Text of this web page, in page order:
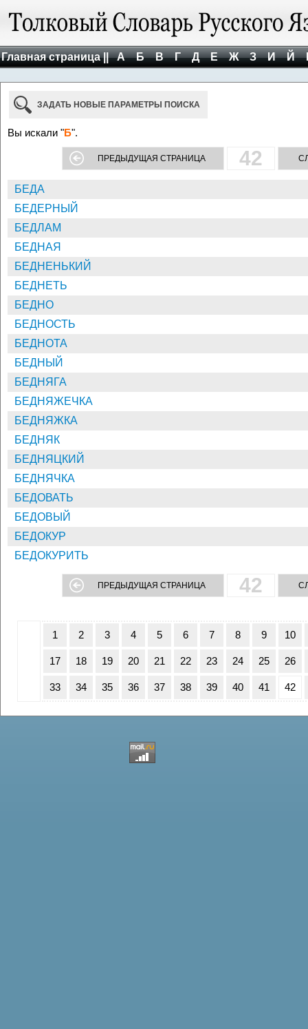
Главная страница || А Б В Г Д Е Ж З И Й
ЗАДАТЬ НОВЫЕ ПАРАМЕТРЫ ПОИСКА
Вы искали "Б".
ПРЕДЫДУЩАЯ СТРАНИЦА 42
БЕДА
БЕДЕРНЫЙ
БЕДЛАМ
БЕДНАЯ
БЕДНЕНЬКИЙ
БЕДНЕТЬ
БЕДНО
БЕДНОСТЬ
БЕДНОТА
БЕДНЫЙ
БЕДНЯГА
БЕДНЯЖЕЧКА
БЕДНЯЖКА
БЕДНЯК
БЕДНЯЦКИЙ
БЕДНЯЧКА
БЕДОВАТЬ
БЕДОВЫЙ
БЕДОКУР
БЕДОКУРИТЬ
ПРЕДЫДУЩАЯ СТРАНИЦА 42
1 2 3 4 5 6 7 8 9 10
17 18 19 20 21 22 23 24 25 26
33 34 35 36 37 38 39 40 41 42